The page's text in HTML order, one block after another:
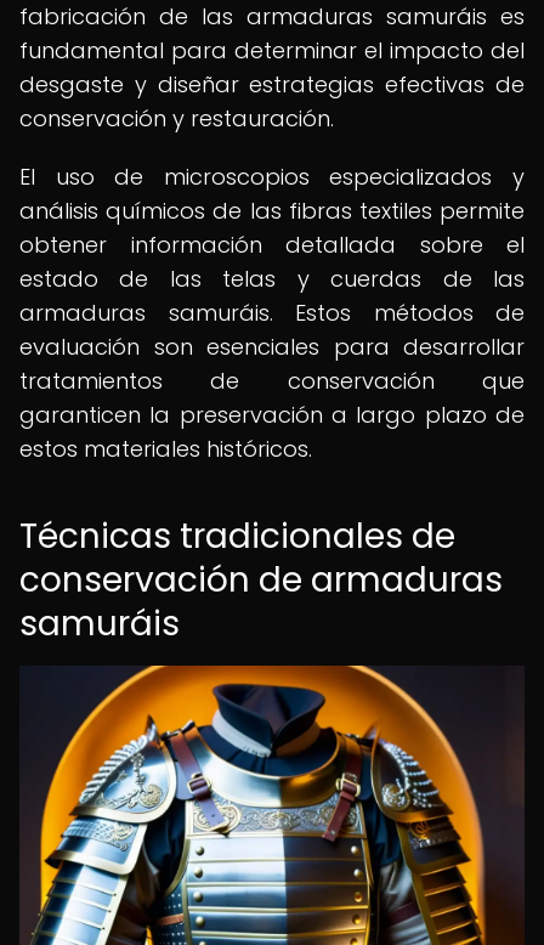
fabricación de las armaduras samuráis es
fundamental para determinar el impacto del
desgaste y diseñar estrategias efectivas de
conservación y restauración.
El uso de microscopios especializados y
análisis químicos de las fibras textiles permite
obtener información detallada sobre el
estado de las telas y cuerdas de las
armaduras samuráis. Estos métodos de
evaluación son esenciales para desarrollar
tratamientos de conservación que
garanticen la preservación a largo plazo de
estos materiales históricos.
Técnicas tradicionales de
conservación de armaduras
samuráis